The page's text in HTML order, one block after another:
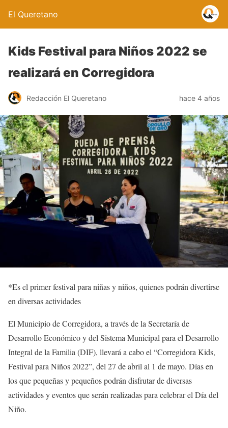
El Queretano
Kids Festival para Niños 2022 se
realizará en Corregidora
Redacción El Queretano hace 4 años
*Es el primer festival para niñas y niños, quienes podrán divertirse
en diversas actividades
El Municipio de Corregidora, a través de la Secretaría de
Desarrollo Económico y del Sistema Municipal para el Desarrollo
Integral de la Familia (DIF), llevará a cabo el “Corregidora Kids,
Festival para Niños 2022”, del 27 de abril al 1 de mayo. Días en
los que pequeñas y pequeños podrán disfrutar de diversas
actividades y eventos que serán realizadas para celebrar el Día del
Niño.